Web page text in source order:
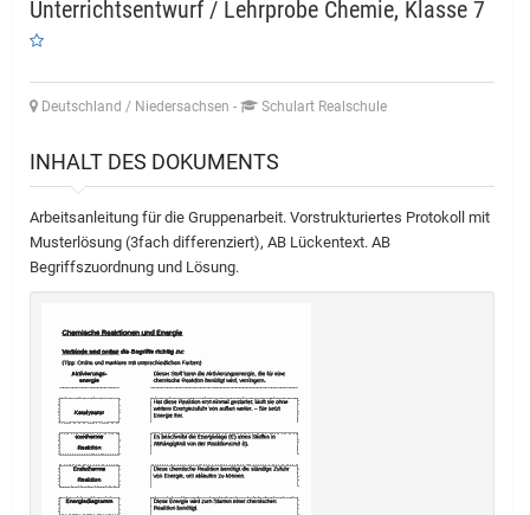
Unterrichtsentwurf / Lehrprobe Chemie, Klasse 7
Deutschland / Niedersachsen - Schulart Realschule
INHALT DES DOKUMENTS
Arbeitsanleitung für die Gruppenarbeit. Vorstrukturiertes Protokoll mit
Musterlösung (3fach differenziert), AB Lückentext. AB
Begriffszuordnung und Lösung.